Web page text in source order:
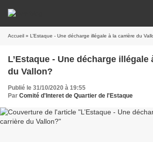
Accueil » L’Estaque - Une décharge illégale à la carrière du
L’Estaque - Une décharge illégale
du Vallon?
Publié le 31/10/2020 à 19:55
Par Comité d'Interet de Quartier de l'Estaque